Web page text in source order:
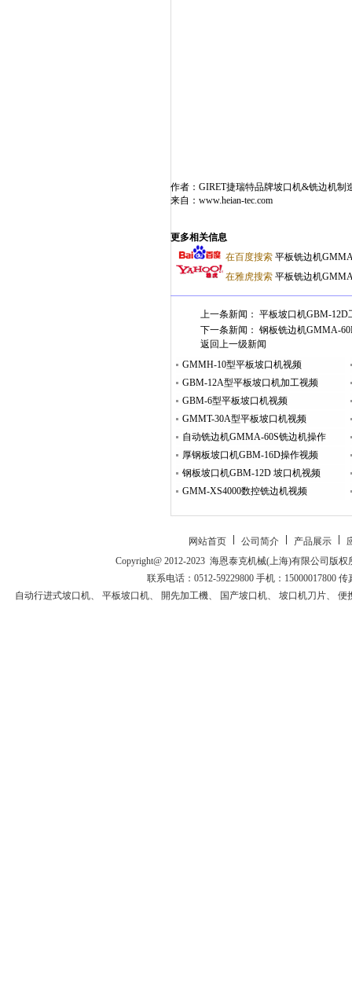
作者：GIRET捷瑞特品牌坡口机&铣边机制
来自： www.heian-tec.com
更多相关信息
在百度搜索 平板铣边机
在雅虎搜索 平板铣边机
上一条新闻： 平板坡口机GBM-12D
下一条新闻： 钢板铣边机GMMA-
返回上一级新闻
GMMH-10型平板坡口机视频
GBM-12A型平板坡口机加工视频
GBM-6型平板坡口机视频
GMMT-30A型平板坡口机视频
厚钢板坡口机GBM-16D操作视频
钢板坡口机GBM-12D 坡口机视频
GMM-XS4000数控铣边机视频
网站首页 公司简介 产品展示
Copyright@ 2012-2023 海恩泰克机械(上海)有限公司版
联系电话：0512-59229800 手机：15000017800
自动行进式坡口机、 平板坡口机、 開先加工機、 国产坡口机、 坡口机刀片、 便